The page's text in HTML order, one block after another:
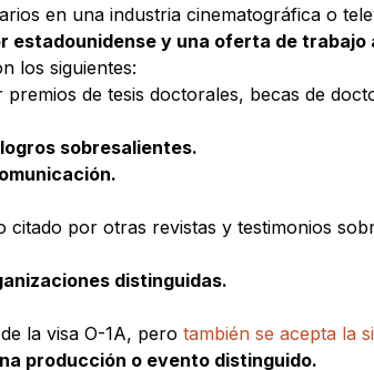
en una industria cinematográfica o
y una oferta de trabajo
los siguientes:
premios de tesis doctorales, becas de
sobresalientes.
citado por otras revistas y testimonios
distinguidas.
la visa O-1A, pero también se acepta la
producción o evento distinguido.